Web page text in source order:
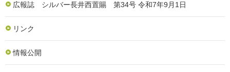
広報誌 シルバー長井西置賜 第34号 令和7年9月1日
リンク
情報公開